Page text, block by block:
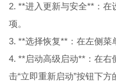
2. **进入更新与安全**：在
项。
3. **选择恢复**：在左侧菜
4. **启动高级启动**：在右
击“立即重新启动”按钮下方